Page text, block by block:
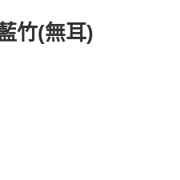
竹(無耳)